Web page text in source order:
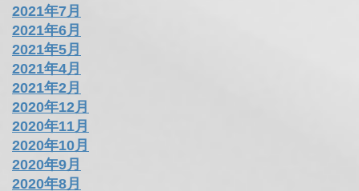
2021年7月
2021年6月
2021年5月
2021年4月
2021年2月
2020年12月
2020年11月
2020年10月
2020年9月
2020年8月